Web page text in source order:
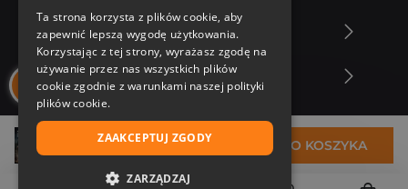
59,29 zł DO KOSZYKA
Nasza oferta
Nasi autorzy
Ta strona korzysta z plików cookie, aby
zapewnić lepszą wygodę użytkowania.
Korzystając z tej strony, wyrażasz zgodę na
używanie przez nas wszystkich plików
cookie zgodnie z warunkami naszej polityki
plików cookie.
ZAAKCEPTUJ ZGODY
ZARZĄDZAJ